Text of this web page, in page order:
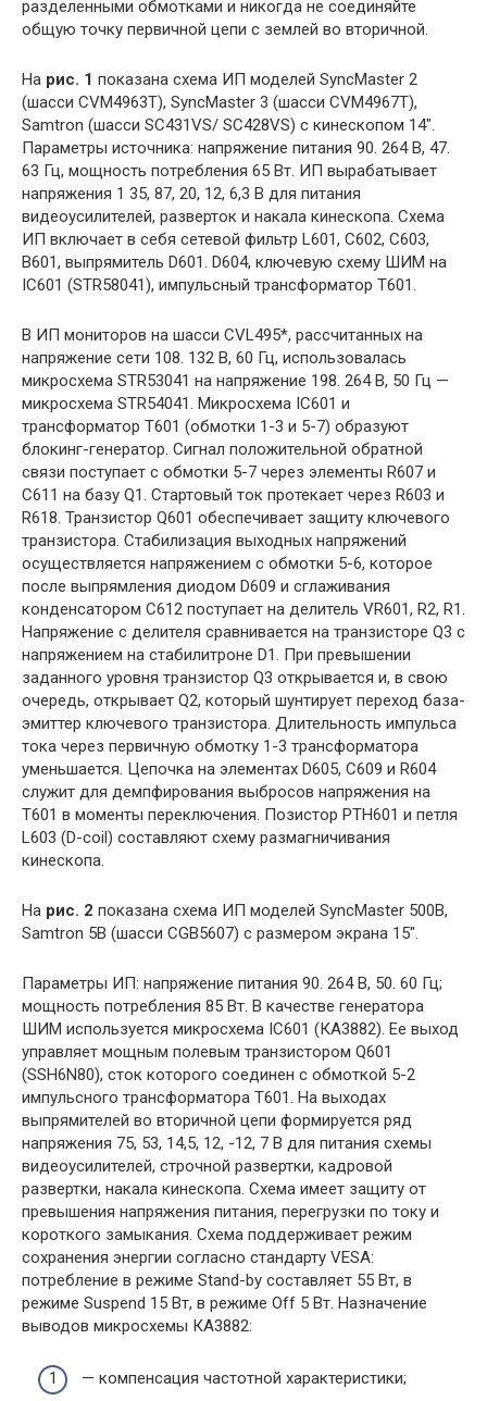
разделенными обмотками и никогда не соединяйте
общую точку первичной цепи с землей во вторичной.
На рис. 1 показана схема ИП моделей SyncMaster 2
(шасси CVM4963T), SyncMaster 3 (шасси CVM4967T),
Samtron (шасси SC431VS/ SC428VS) с кинескопом 14″.
Параметры источника: напряжение питания 90. 264 В, 47.
63 Гц, мощность потребления 65 Вт. ИП вырабатывает
напряжения 1 35, 87, 20, 12, 6,3 В для питания
видеоусилителей, разверток и накала кинескопа. Схема
ИП включает в себя сетевой фильтр L601, С602, С603,
В601, выпрямитель D601. D604, ключевую схему ШИМ на
IC601 (STR58041), импульсный трансформатор Т601.
В ИП мониторов на шасси CVL495*, рассчитанных на
напряжение сети 108. 132 В, 60 Гц, использовалась
микросхема STR53041 на напряжение 198. 264 В, 50 Гц —
микросхема STR54041. Микросхема IC601 и
трансформатор Т601 (обмотки 1-3 и 5-7) образуют
блокинг-генератор. Сигнал положительной обратной
связи поступает с обмотки 5-7 через элементы R607 и
С611 на базу Q1. Стартовый ток протекает через R603 и
R618. Транзистор Q601 обеспечивает защиту ключевого
транзистора. Стабилизация выходных напряжений
осуществляется напряжением с обмотки 5-6, которое
после выпрямления диодом D609 и сглаживания
конденсатором С612 поступает на делитель VR601, R2, R1.
Напряжение с делителя сравнивается на транзисторе Q3 с
напряжением на стабилитроне D1. При превышении
заданного уровня транзистор Q3 открывается и, в свою
очередь, открывает Q2, который шунтирует переход база-
эмиттер ключевого транзистора. Длительность импульса
тока через первичную обмотку 1-3 трансформатора
уменьшается. Цепочка на элементах D605, С609 и R604
служит для демпфирования выбросов напряжения на
Т601 в моменты переключения. Позистор РТН601 и петля
L603 (D-coil) составляют схему размагничивания
кинескопа.
На рис. 2 показана схема ИП моделей SyncMaster 500В,
Samtron 5B (шасси CGB5607) с размером экрана 15″.
Параметры ИП: напряжение питания 90. 264 В, 50. 60 Гц;
мощность потребления 85 Вт. В качестве генератора
ШИМ используется микросхема IC601 (КА3882). Ее выход
управляет мощным полевым транзистором Q601
(SSH6N80), сток которого соединен с обмоткой 5-2
импульсного трансформатора Т601. На выходах
выпрямителей во вторичной цепи формируется ряд
напряжения 75, 53, 14,5, 12, -12, 7 В для питания схемы
видеоусилителей, строчной развертки, кадровой
развертки, накала кинескопа. Схема имеет защиту от
превышения напряжения питания, перегрузки по току и
короткого замыкания. Схема поддерживает режим
сохранения энергии согласно стандарту VESA:
потребление в режиме Stand-by составляет 55 Вт, в
режиме Suspend 15 Вт, в режиме Off 5 Вт. Назначение
выводов микросхемы КА3882:
— компенсация частотной характеристики;